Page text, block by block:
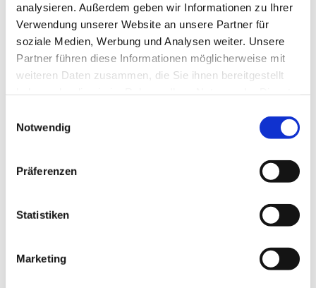
analysieren. Außerdem geben wir Informationen zu Ihrer
Verwendung unserer Website an unsere Partner für
soziale Medien, Werbung und Analysen weiter. Unsere
Partner führen diese Informationen möglicherweise mit
weiteren Daten zusammen, die Sie ihnen bereitgestellt
Notwendig
Präferenzen
Statistiken
Marketing